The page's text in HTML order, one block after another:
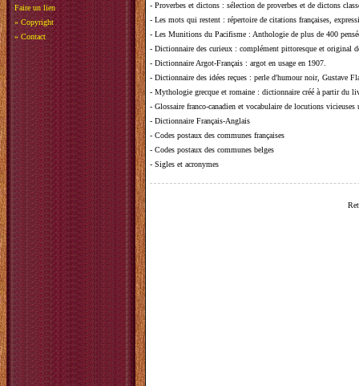
Faire un lien
» Copyright
» Contact
- Proverbes et dictons : sélection de proverbes et de dictons
- Les mots qui restent : répertoire de citations françaises,
- Les Munitions du Pacifisme : Anthologie de plus de 400
- Dictionnaire des curieux : complément pittoresque et original
- Dictionnaire Argot-Français : argot en usage en 1907.
- Dictionnaire des idées reçues : perle d'humour noir, Gustave
- Mythologie grecque et romaine : dictionnaire créé à partir du
- Glossaire franco-canadien et vocabulaire de locutions vicieuses
- Dictionnaire Français-Anglais
- Codes postaux des communes françaises
- Codes postaux des communes belges
- Sigles et acronymes